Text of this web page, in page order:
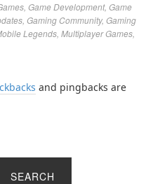
Game Development, Game
Gaming Community, Gaming
Legends Multiplayer Games
and pingbacks are
SEARCH